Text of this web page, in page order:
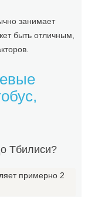
занимает
быть отличным,
Тбилиси?
примерно 2